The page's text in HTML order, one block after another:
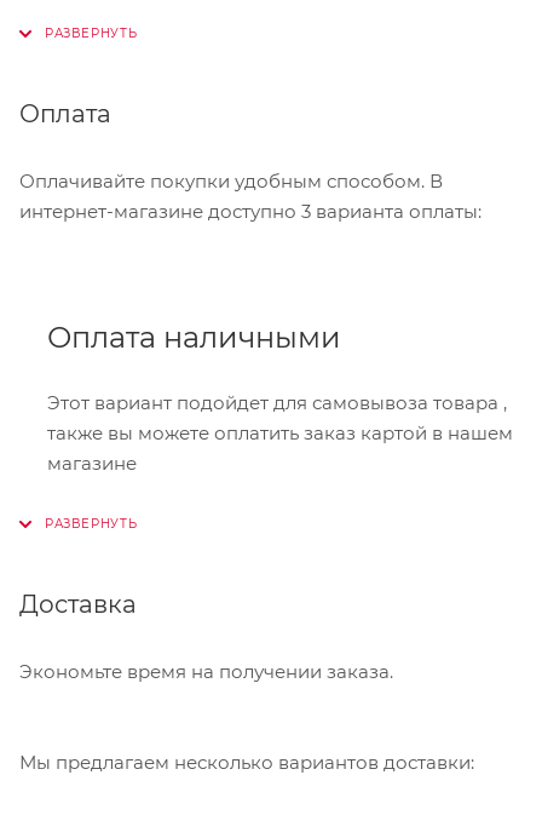
Нажмите кнопку «Оформить заказ».
Оплата
Оплачивайте покупки удобным способом. В
интернет-магазине доступно 3 варианта оплаты:
Оплата наличными
Этот вариант подойдет для самовывоза товара ,
также вы можете оплатить заказ картой в нашем
магазине
Онлайн-оплата
При оформлении заказа в корзине вы можете
принимаем карты Visa,Master Card, МИР. Оплата
Доставка
Экономьте время на получении заказа.
Мы предлагаем несколько вариантов доставки: